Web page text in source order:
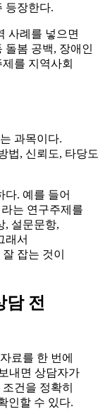
등장한다.
사례를 넣으면
돌봄 공백, 장애인
를 지역사회
과목이다.
법, 신뢰도, 타당도
다. 예를 들어
는 연구주제를
, 설문문항,
래서
잡는 것이
담 전
료를 한 번에
내면 상담자가
건을 정확히
인할 수 있다.